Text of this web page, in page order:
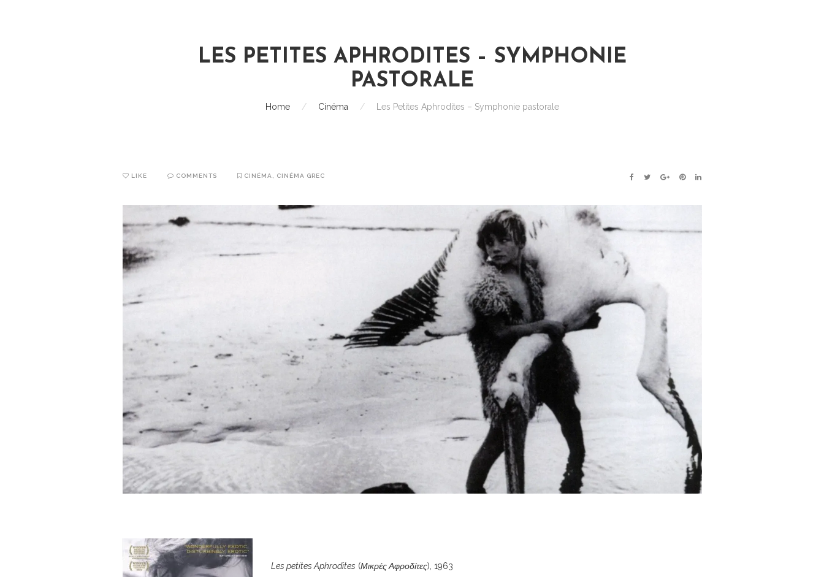
LES PETITES APHRODITES – SYMPHONIE
PASTORALE
Home / Cinéma / Les Petites Aphrodites – Symphonie pastorale
LIKE COMMENTS CINÉMA CINÉMA GREC FACEBOOK
TWITTER
GOOGLE+PINTEREST
LINKEDIN
Les petites Aphrodites (Μικρές Αφροδίτες), 1963